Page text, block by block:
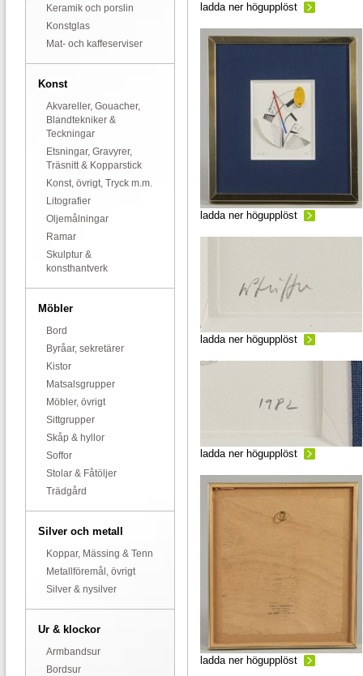
Keramik och porslin
Konstglas
Mat- och kaffeserviser
Konst
Akvareller, Gouacher,
Blandtekniker &
Teckningar
Etsningar, Gravyrer,
Träsnitt & Kopparstick
Konst, övrigt, Tryck m.m.
Litografier
Oljemålningar
Ramar
Skulptur &
konsthantverk
Möbler
Bord
Byråar, sekretärer
Kistor
Matsalsgrupper
Möbler, övrigt
Sittgrupper
Skåp & hyllor
Soffor
Stolar & Fåtöljer
Trädgård
Silver och metall
Koppar, Mässing & Tenn
Metallföremål, övrigt
Silver & nysilver
Ur & klockor
Armbandsur
Bordsur
ladda ner högupplöst
ladda ner högupplöst
ladda ner högupplöst
ladda ner högupplöst
ladda ner högupplöst